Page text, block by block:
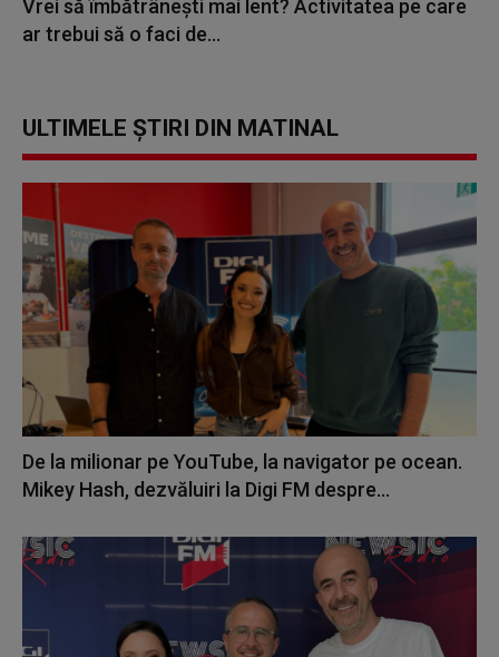
Vrei să îmbătrânești mai lent? Activitatea pe care
ar trebui să o faci de...
ULTIMELE ȘTIRI DIN MATINAL
De la milionar pe YouTube, la navigator pe ocean.
Mikey Hash, dezvăluiri la Digi FM despre...